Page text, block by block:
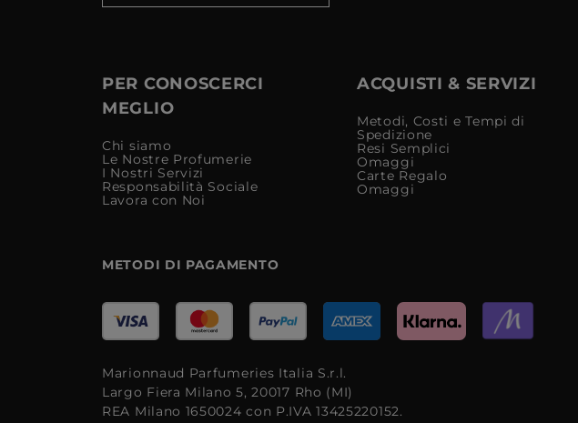
PER CONOSCERCI
MEGLIO
Chi siamo
Le Nostre Profumerie
I Nostri Servizi
Responsabilità Sociale
Lavora con Noi
ACQUISTI & SERVIZI
Metodi, Costi e Tempi di
Spedizione
Resi Semplici
Omaggi
Carte Regalo
Omaggi
METODI DI PAGAMENTO
Marionnaud Parfumeries Italia S.r.l.
Largo Fiera Milano 5, 20017 Rho (MI)
REA Milano 1650024 con P.IVA 13425220152.